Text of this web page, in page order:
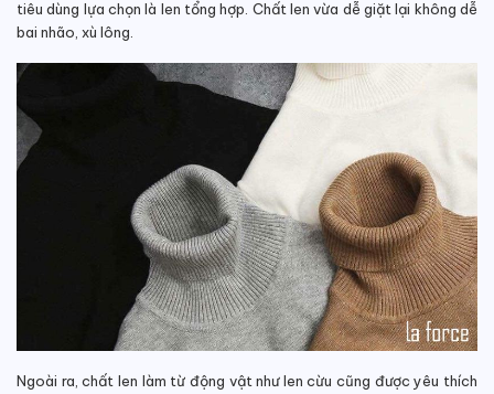
tiêu dùng lựa chọn là len tổng hợp. Chất len vừa dễ giặt lại không dễ
bai nhão, xù lông.
Ngoài ra, chất len làm từ động vật như len cừu cũng được yêu thích